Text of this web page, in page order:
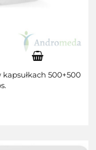
kapsułkach 500+500